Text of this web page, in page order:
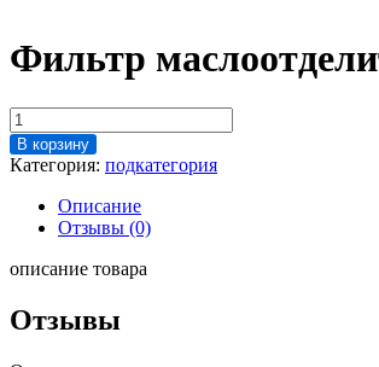
Фильтр
Количество
товара
Фильтр
маслоотделителя
В корзину
Категория: подкатегория
Описание
Отзывы (0)
описание товара
Отзывы